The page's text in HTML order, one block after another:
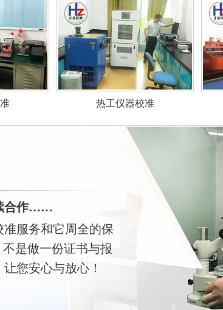
热工仪器校准
合作……
服务和它周全的保
是做一份证书与报
您安心与放心！